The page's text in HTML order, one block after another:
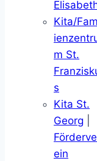
Kita/
m St.
s
Kita St.
Georg
ein